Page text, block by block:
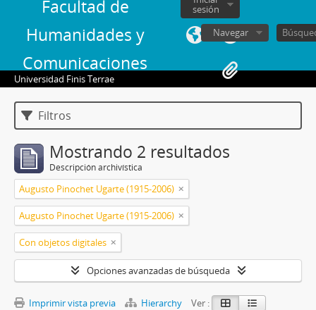
Facultad de
Humanidades y
Comunicaciones
sesión
Navegar
Universidad Finis Terrae
Filtros
Mostrando 2 resultados
Descripción archivística
Augusto Pinochet Ugarte (1915-2006)
Augusto Pinochet Ugarte (1915-2006)
Con objetos digitales
Opciones avanzadas de búsqueda
Imprimir vista previa Hierarchy
Ver :